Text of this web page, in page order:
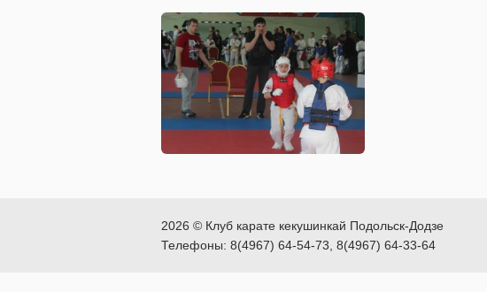
2026 © Клуб карате кекушинкай Подольск-Додзе
Телефоны: 8(4967) 64-54-73, 8(4967) 64-33-64